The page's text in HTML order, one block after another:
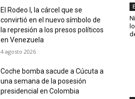
El Rodeo I, la cárcel que se
convirtió en el nuevo símbolo de
la represión a los presos políticos
en Venezuela
4 agosto 2026
Coche bomba sacude a Cúcuta a
una semana de la posesión
presidencial en Colombia